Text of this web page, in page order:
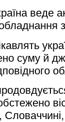
веде
суму й